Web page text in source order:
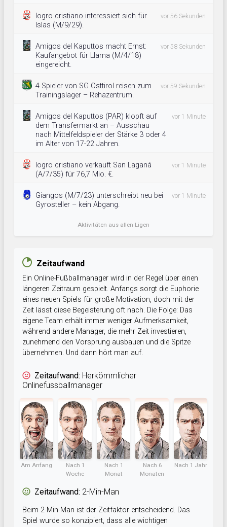
logro cristiano interessiert sich für
Islas (M/9/29).
vor 56 Sekunden
Amigos del Kaputtos macht Ernst:
Kaufangebot für Llama (M/4/18)
eingereicht.
vor 58 Sekunden
4 Spieler von SG Osttirol reisen zum
Trainingslager – Rehazentrum.
vor 59 Sekunden
Amigos del Kaputtos (PAR) klopft auf
dem Transfermarkt an – Ausschau
nach Mittelfeldspieler der Stärke 3 oder 4
im Alter von 17-22 Jahren.
vor 1 Minute
logro cristiano verkauft San Laganá
(A/7/35) für 76,7 Mio. €.
vor 1 Minute
Giangos (M/7/23) unterschreibt neu bei
Gyrosteller – kein Abgang.
vor 1 Minute
Aktivitäten aus allen Ligen
Zeitaufwand
Ein Online-Fußballmanager wird in der Regel über einen
längeren Zeitraum gespielt. Anfangs sorgt die Euphorie
eines neuen Spiels für große Motivation, doch mit der
Zeit lässt diese Begeisterung oft nach. Die Folge: Das
eigene Team erhält immer weniger Aufmerksamkeit,
während andere Manager, die mehr Zeit investieren,
zunehmend den Vorsprung ausbauen und die Spitze
übernehmen. Und dann hört man auf.
Zeitaufwand: Herkömmlicher
Onlinefussballmanager
Am Anfang
Nach 1
Woche
Nach 1
Monat
Nach 6
Monaten
Nach 1 Jahr
Zeitaufwand: 2-Min-Man
Beim 2-Min-Man ist der Zeitfaktor entscheidend. Das
Spiel wurde so konzipiert, dass alle wichtigen